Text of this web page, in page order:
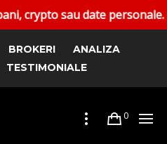
sau date personale.
BROKERI
ANALIZA
TESTIMONIALE
0